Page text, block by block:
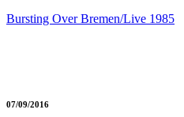
Bursting Over Bremen/Live 1985
07/09/2016